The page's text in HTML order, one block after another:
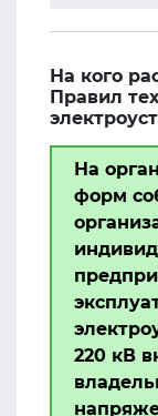
На кого
Правил
На
форм
220 кВ